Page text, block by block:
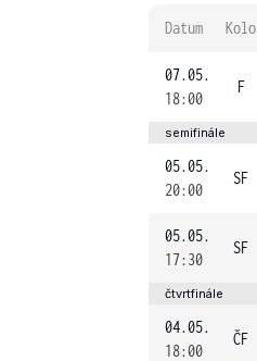
Datum Kolo
07.05.
18:00
F
semifinále
05.05.
20:00
SF
05.05.
17:30
SF
čtvrtfinále
04.05.
18:00
ČF